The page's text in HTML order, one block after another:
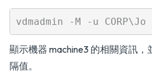
顯示機器 machine3 的相關資訊
隔值。